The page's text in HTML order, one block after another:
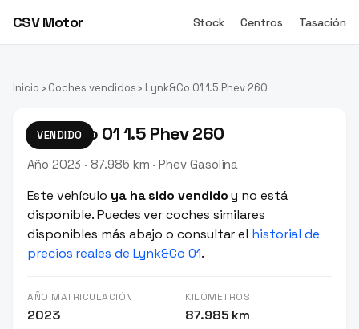
CSV Motor Stock Centros Tasación
Inicio › Coches vendidos› Lynk&Co 01 1.5 Phev 260
VENDIDO
Lynk&Co 01 1.5 Phev 260
Año 2023 · 87.985 km · Phev Gasolina
Este vehículo ya ha sido vendidoy no está
disponible. Puedes ver coches similares
disponibles más abajo o consultar el historial de
precios reales de Lynk&Co 01.
AÑO MATRICULACIÓN
2023
KILÓMETROS
87.985 km